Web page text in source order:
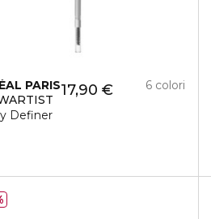
PARIS
Definer
17,90 € 6 colori